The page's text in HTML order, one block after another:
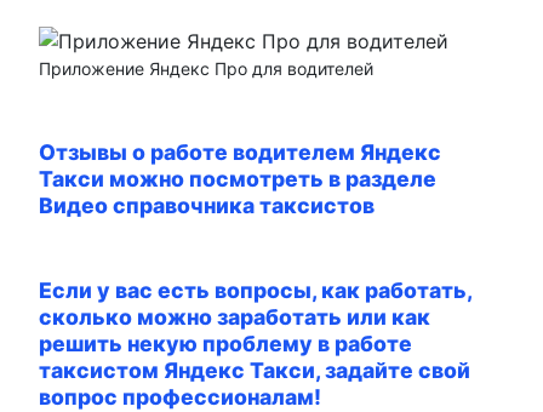
Приложение Яндекс Про для водителей
Отзывы о работе водителем Яндекс
Такси можно посмотреть в разделе
Видео справочника таксистов
Если у вас есть вопросы, как работать,
сколько можно заработать или как
решить некую проблему в работе
таксистом Яндекс Такси, задайте свой
вопрос профессионалам!